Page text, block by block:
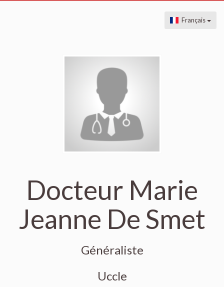
Français
Docteur Marie
Jeanne De Smet
Généraliste
Uccle